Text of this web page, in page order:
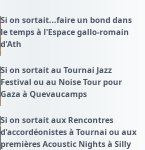
Si on sortait...faire un bond dans
le temps à l'Espace gallo-romain
d'Ath
Si on sortait au Tournai Jazz
Festival ou au Noise Tour pour
Gaza à Quevaucamps
Si on sortait aux Rencontres
d'accordéonistes à Tournai ou aux
premières Acoustic Nights à Silly